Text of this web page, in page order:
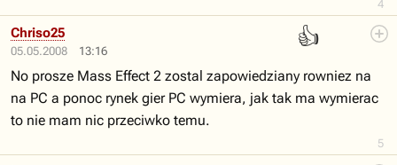
4
05.05.2008 13:16
👍
5
Chriso25
No prosze Mass Effect 2 zostal zapowiedziany rowniez na
na PC a ponoc rynek gier PC wymiera, jak tak ma wymierac
to nie mam nic przeciwko temu.